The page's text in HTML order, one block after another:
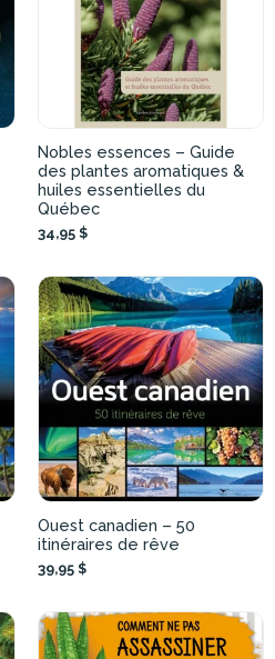
Nobles essences – Guide
des plantes aromatiques &
huiles essentielles du
Québec
34,95 $
Ouest canadien – 50
itinéraires de rêve
39,95 $